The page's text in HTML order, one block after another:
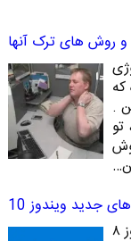
.
تو
ویندوز 10 در حال معرفی شد که بعد از ویندوز ۸